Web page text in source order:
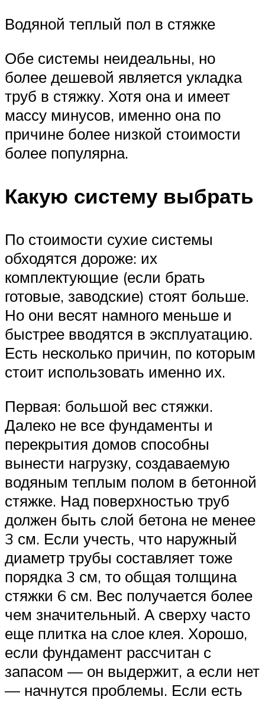
Водяной теплый пол в стяжке
Обе системы неидеальны, но
более дешевой является укладка
труб в стяжку. Хотя она и имеет
массу минусов, именно она по
причине более низкой стоимости
более популярна.
Какую систему выбрать
По стоимости сухие системы
обходятся дороже: их
комплектующие (если брать
готовые, заводские) стоят больше.
Но они весят намного меньше и
быстрее вводятся в эксплуатацию.
Есть несколько причин, по которым
стоит использовать именно их.
Первая: большой вес стяжки.
Далеко не все фундаменты и
перекрытия домов способны
вынести нагрузку, создаваемую
водяным теплым полом в бетонной
стяжке. Над поверхностью труб
должен быть слой бетона не менее
3 см. Если учесть, что наружный
диаметр трубы составляет тоже
порядка 3 см, то общая толщина
стяжки 6 см. Вес получается более
чем значительный. А сверху часто
еще плитка на слое клея. Хорошо,
если фундамент рассчитан с
запасом — он выдержит, а если нет
— начнутся проблемы. Если есть